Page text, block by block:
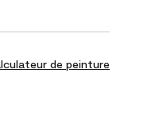
de peinture